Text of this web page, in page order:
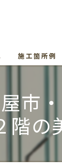
施工箇所例
市
階の